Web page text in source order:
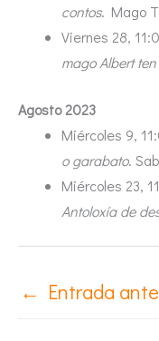
contos. Mago
Viernes 28,
mago Albert
Agosto 2023
Miércoles 9,
o garabato.
Miércoles 23,
Antoloxía de
← Entrada